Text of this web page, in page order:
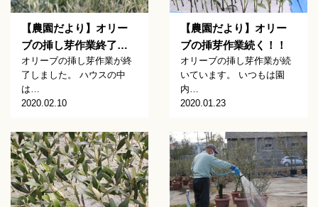
【農園だより】オリー
ブの挿し芽作業終了…
オリーブの挿し芽作業が終
了しました。 ハウスの中
は…
2020.02.10
【農園だより】オリー
ブの挿芽作業続く！！
オリーブの挿し芽作業が続
いています。 いつもは園
内…
2020.01.23